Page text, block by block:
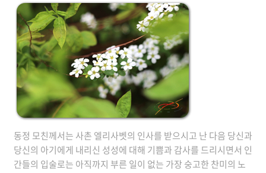
동정 모친께서는 사촌 엘리사벳의 인사를 받으시고 난 다음 당신과
당신의 아기에게 내리신 성성에 대해 기쁨과 감사를 드리시면서 인
간들의 입술로는 아직까지 부른 일이 없는 가장 숭고한 찬미의 노